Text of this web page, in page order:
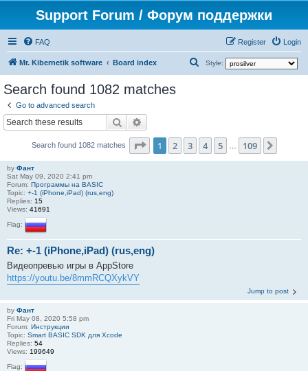
Support Forum / Форум поддержки
FAQ Login
Register
Mr. Kibernetik software Board index Style:
h
Search found 1082 matches
Go to advanced search
Search
Search found 1082 matches Page 1of 109
1 2 3 4 5 109
by Фант
Sat May 09, 2020 2:41 pm
Forum: Программы на BASIC
Topic: +-1 (iPhone,iPad) (rus,eng)
Replies: 15
Views: 41691
Flag:
Re: +-1 (iPhone,iPad) (rus,eng)
Видеопревью игры в AppStore
https://youtu.be/8mmRCQXykVY
Jump to post
by Фант
Fri May 08, 2020 5:58 pm
Forum: Инструкции
Topic: Smart BASIC SDK для Xcode
Replies: 54
Views: 199649
Flag: